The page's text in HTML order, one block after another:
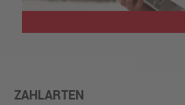
ZAHLARTEN